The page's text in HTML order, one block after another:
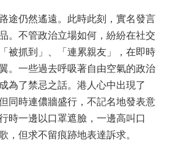
途仍然遙遠。此時此刻，實名發言
。不管政治立場如何，紛紛在社交
被抓到」、「連累親友」，在即時
。一些過去呼吸著自由空氣的政治
為了禁忌之話。港人心中出現了
同時連儂牆盛行，不記名地發表意
時一邊以口罩遮臉，一邊高叫口
，但求不留痕跡地表達訴求。